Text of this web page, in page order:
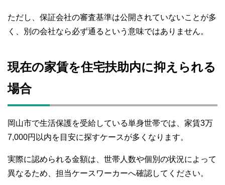
ただし、保証会社の審査基準は公開されていないことが多
く、別の会社なら必ず通るという意味ではありません。
現在の家賃を住宅扶助内に抑えられる
場合
岡山市で生活保護を受給している単身世帯では、家賃3万
7,000円以内を目安に探すケースが多くなります。
実際に認められる金額は、世帯人数や個別の状況によって
異なるため、担当ケースワーカーへ確認してください。